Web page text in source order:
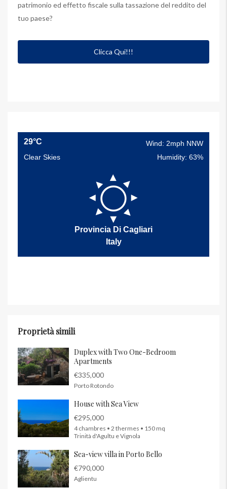
patrimonio ed effetto fiscale sulla tassazione del reddito del
tuo paese?
Clicca Qui!!!
29°C
Wind: 2mph NNW
Clear Skies
Humidity: 63%
Provincia Di Cagliari
Italy
Proprietà simili
Duplex with Two One-Bedroom
Apartments
€335,000
Porto Rotondo
House with Sea View
€295,000
4 chambres • 2 thermes • 150 mq
Trinità d'Agultu e Vignola
Sea-view villa in Porto Bello
€790,000
Aglientu